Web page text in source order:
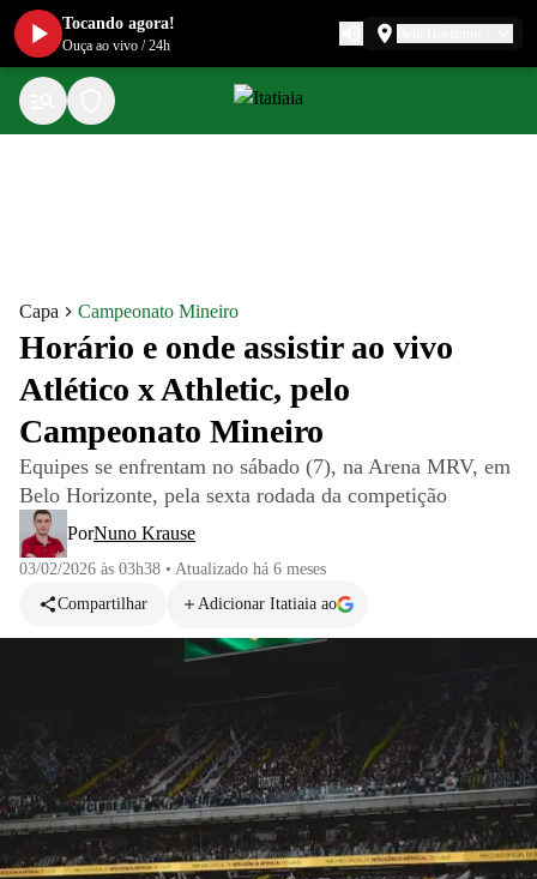
Capa Campeonato Mineiro
Horário e onde assistir ao vivo
Atlético x Athletic, pelo
Campeonato Mineiro
Equipes se enfrentam no sábado (7), na Arena MRV, em
Belo Horizonte, pela sexta rodada da competição
PorNuno Krause
03/02/2026 às 03h38 • Atualizado há 6 meses
Compartilhar
Adicionar Itatiaia ao
Tocando agora!
Ouça ao vivo /24h